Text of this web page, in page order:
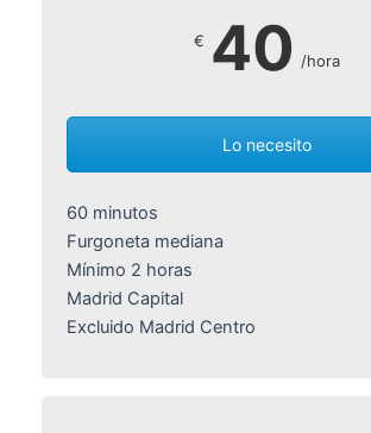
€ 40 /hora
Lo necesito
60 minutos
Furgoneta mediana
Mínimo 2 horas
Madrid Capital
Excluido Madrid Centro